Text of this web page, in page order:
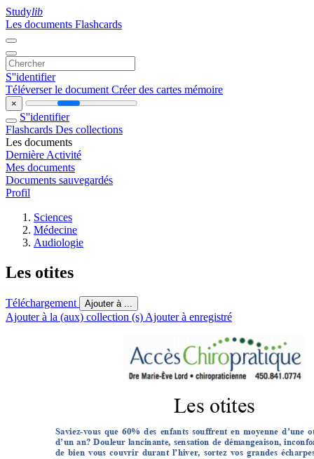
Studylib
Les documents Flashcards
S''identifier
Téléverser le document Créer des cartes mémoire
×
S''identifier
Flashcards Des collections
Les documents
Dernière Activité
Mes documents
Documents sauvegardés
Profil
Sciences
Médecine
Audiologie
Les otites
Téléchargement Ajouter à ...
Ajouter à la (aux) collection (s) Ajouter à enregistré
Les otites
Saviez-vous que 60% des enfants souffrent en moyenne d’une
d’un an? Douleur lancinante, sensation de démangeaison,
de bien vous couvrir durant l’hiver, sortez vos grandes